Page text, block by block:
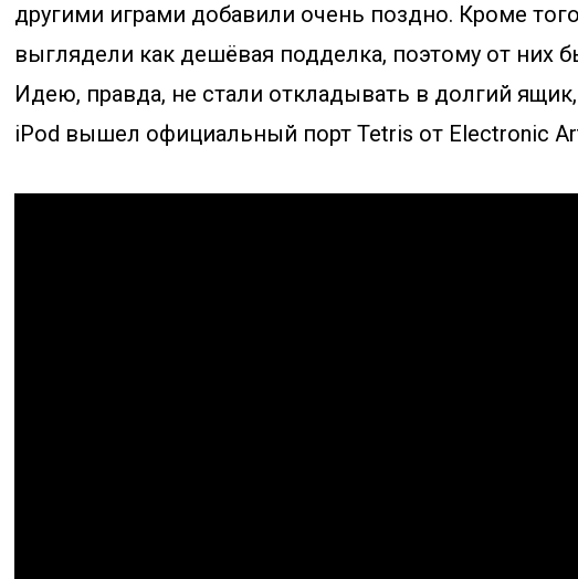
другими играми добавили очень поздно. Кроме
выглядели как дешёвая подделка, поэтому от них
Идею, правда, не стали откладывать в долгий
iPod вышел официальный порт Tetris от Electronic